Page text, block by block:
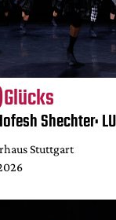
Shechter:
Stuttgart